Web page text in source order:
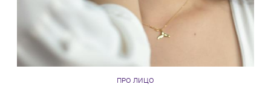
ПРО ЛИЦО